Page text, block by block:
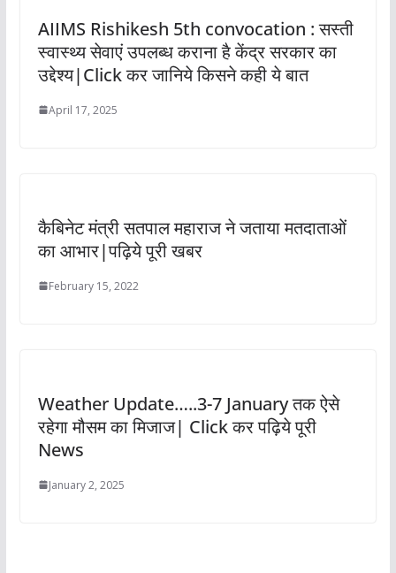
AIIMS Rishikesh 5th convocation : सस्ती
स्वास्थ्य सेवाएं उपलब्ध कराना है केंद्र सरकार का
उद्देश्य|Click कर जानिये किसने कही ये बात
April 17, 2025
कैबिनेट मंत्री सतपाल महाराज ने जताया मतदाताओं
का आभार|पढ़िये पूरी खबर
February 15, 2022
Weather Update…..3-7 January तक ऐसे
रहेगा मौसम का मिजाज| Click कर पढ़िये पूरी
News
January 2, 2025